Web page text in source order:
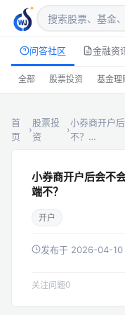
问答社区 金融资
全部 股票投资 基金理
首
页
›
股票投
资
›
小券商开户
不？…
小券商开户后会不
端不？
开户
发布于 2026-04-10
关注问题0